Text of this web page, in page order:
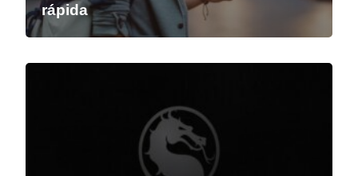
rápida